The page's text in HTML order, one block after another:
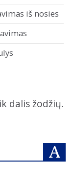
iš nosies
dalis žodžių.